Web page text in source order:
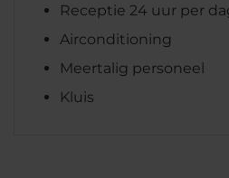
Receptie 24 uur per
Airconditioning
Meertalig personeel
Kluis